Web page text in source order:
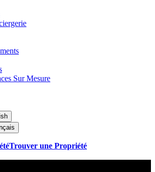
Sur Mesure
Trouver une Propriété